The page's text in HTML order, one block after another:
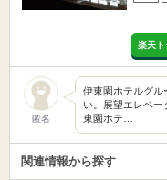
楽天ト
匿名
伊東園ホテルグル
い。展望エレベ
東園ホテ…
関連情報から探す